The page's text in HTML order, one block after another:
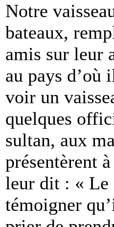
Notre
bateaux,
amis sur leur
au pays
voir un
quelques
sultan, aux
présentèrent
leur dit : « Le
témoigner